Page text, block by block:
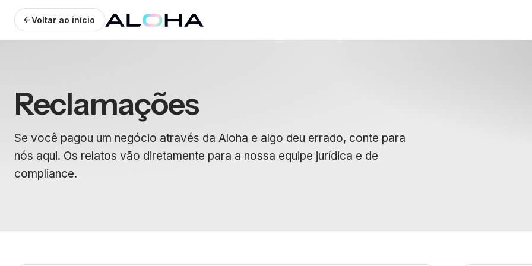
Voltar ao início
Reclamações
Se você pagou um negócio através da Aloha e algo deu errado, conte para
nós aqui. Os relatos vão diretamente para a nossa equipe jurídica e de
compliance.